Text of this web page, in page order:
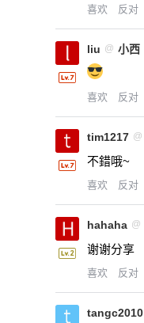
喜欢 反对
liu @ 小西
喜欢 反对
tim1217 @
不錯哦~
喜欢 反对
hahaha @
谢谢分享
喜欢 反对
tangc2010